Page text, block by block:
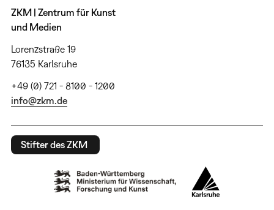
ZKM | Zentrum für Kunst
und Medien
Lorenzstraße 19
76135 Karlsruhe
+49 (0) 721 - 8100 - 1200
info@zkm.de
Stifter des ZKM